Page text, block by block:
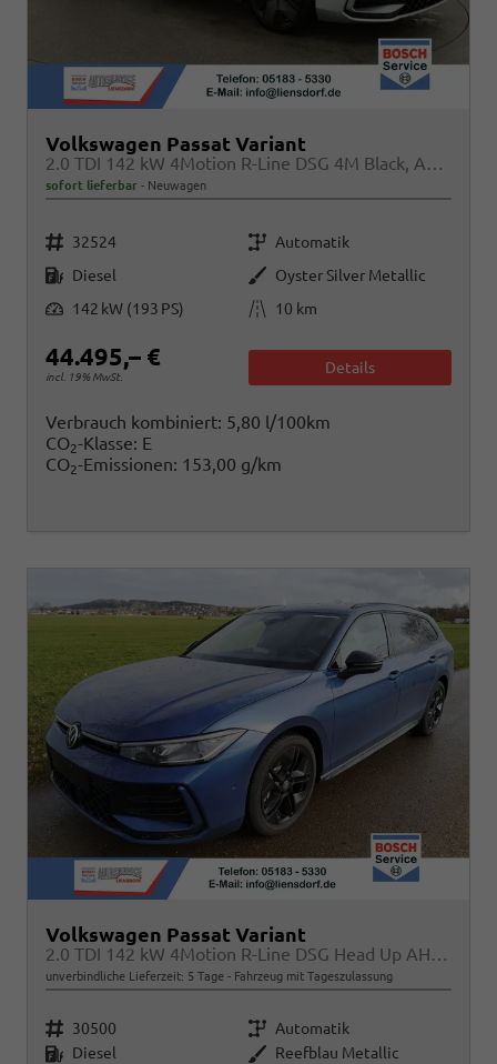
Volkswagen Passat Variant
2.0 TDI 142 kW 4Motion R-Line DSG 4M Black, AHK, IQ.Light, HUD, 19-Zoll, AreaView, Navi, Side
sofort lieferbar Neuwagen
Fahrzeugnr. 32524 Getriebe Automatik
Kraftstoff Diesel Außenfarbe Oyster Silver Metallic
Leistung
142 kW (193 PS) Kilometerstand 10 km
44.495,– €
incl. 19% MwSt.
Details
Verbrauch kombiniert: 5,80 l/100km
CO2-Klasse: E
CO2-Emissionen: 153,00 g/km
Volkswagen Passat Variant
2.0 TDI 142 kW 4Motion R-Line DSG Head Up AHK Navi
unverbindliche Lieferzeit: 5 Tage Fahrzeug mit Tageszulassung
Fahrzeugnr. 30500 Getriebe Automatik
Kraftstoff Diesel Außenfarbe Reefblau Metallic